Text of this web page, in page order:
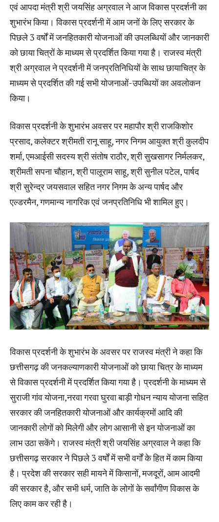
एवं आपदा मंत्री श्री जयसिंह अग्रवाल ने आज विकास प्रदर्शनी का
शुभारंभ किया। विकास प्रदर्शनी में आम जनों के लिए सरकार के
पिछले 3 वर्षों में जनहितकारी योजनाओं की उपलब्धियों और जानकारी
को छाया चित्रों के माध्यम से प्रदर्शित किया गया है। राजस्व मंत्री
श्री अग्रवाल ने प्रदर्शनी में जनप्रतिनिधियों के साथ छायाचित्र के
माध्यम से प्रदर्शित की गई सभी योजनाओं-उपब्धियों का अवलोकन
किया।
विकास प्रदर्शनी के शुभारंभ अवसर पर महापौर श्री राजकिशोर
प्रसाद, कलेक्टर श्रीमती रानू साहू, नगर निगम आयुक्त श्री कुलदीप
शर्मा, एमआईसी सदस्य श्री संतोष राठौर, श्री सुखसागर निर्मलकर,
श्रीमती सपना चौहान, श्री पालूराम साहू, श्री सुनील पटेल, पार्षद
श्री सुरेन्द्र जयसवाल सहित नगर निगम के अन्य पार्षद और
एल्डरमैन, गणमान्य नागरिक एवं जनप्रतिनिधि भी शामिल हुए।
विकास प्रदर्शनी के शुभारंभ के अवसर पर राजस्व मंत्री ने कहा कि
छत्तीसगढ़ की जनकल्याणकारी योजनाओं को छाया चित्र के माध्यम
से विकास प्रदर्शनी में प्रदर्शित किया गया है। प्रदर्शनी के माध्यम से
सुराजी गांव योजना,नरवा गरवा घुरवा बाड़ी गोधन न्याय योजना सहित
सरकार की जनहितकारी योजनाओं और कार्यक्रमों आदि की
जानकारी लोगों को मिलेगी और लोग आसानी से इन योजनाओं का
लाभ उठा सकेंगे। राजस्व मंत्री श्री जयसिंह अग्रवाल ने कहा कि
छत्तीसगढ़ सरकार ने पिछले 3 वर्षों में सभी वर्गों के हित में काम किया
है। प्रदेश की सरकार सही मायने में किसानों, मजदूरों, आम आदमी
की सरकार है, और सभी धर्म, जाति के लोगों के सर्वांगीण विकास के
लिए काम कर रही है।